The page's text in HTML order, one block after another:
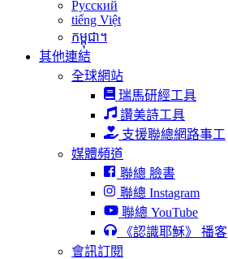
Русский
tiếng Việt
កម្ពុជា។
其他連結
全球網站
瑞馬研經工具
讚美詩工具
支援聯總網路事工
媒體頻道
聯總 臉書
聯總 Instagram
聯總 YouTube
《認識耶穌》 播客
會訊訂閱